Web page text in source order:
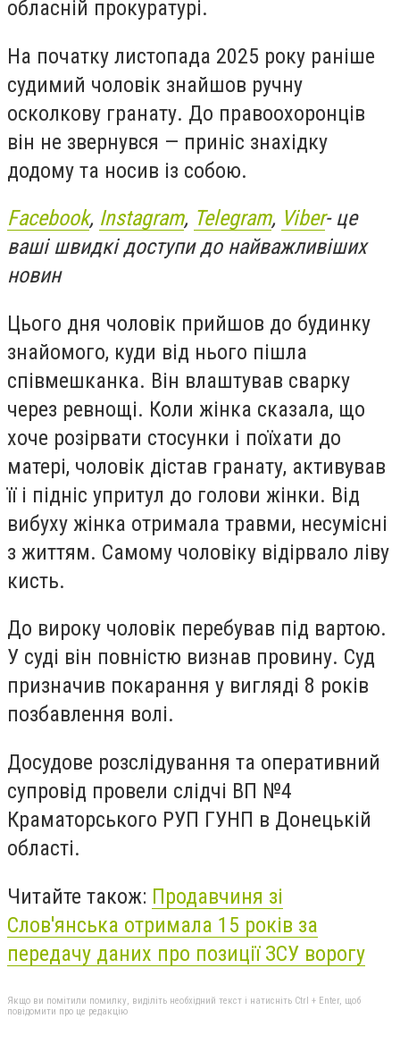
обласній прокуратурі.
На початку листопада 2025 року раніше
судимий чоловік знайшов ручну
осколкову гранату. До правоохоронців
він не звернувся — приніс знахідку
додому та носив із собою.
Facebook, Instagram, Telegram, Viber- це
ваші швидкі доступи до найважливіших
новин
Цього дня чоловік прийшов до будинку
знайомого, куди від нього пішла
співмешканка. Він влаштував сварку
через ревнощі. Коли жінка сказала, що
хоче розірвати стосунки і поїхати до
матері, чоловік дістав гранату, активував
її і підніс упритул до голови жінки. Від
вибуху жінка отримала травми, несумісні
з життям. Самому чоловіку відірвало ліву
кисть.
До вироку чоловік перебував під вартою.
У суді він повністю визнав провину. Суд
призначив покарання у вигляді 8 років
позбавлення волі.
Досудове розслідування та оперативний
супровід провели слідчі ВП №4
Краматорського РУП ГУНП в Донецькій
області.
Читайте також: Продавчиня зі
Слов'янська отримала 15 років за
передачу даних про позиції ЗСУ ворогу
Якщо ви помітили помилку, виділіть необхідний текст і натисніть Ctrl + Enter, щоб
повідомити про це редакцію